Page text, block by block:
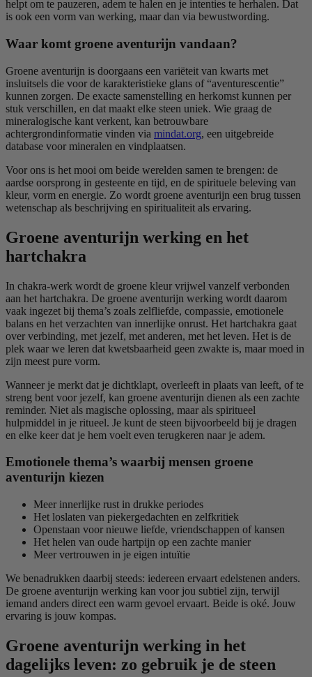
helpt om te pauzeren, adem te halen en je intenties te herhalen. Dat
is ook een vorm van werking, maar dan via bewustwording.
Waar komt groene aventurijn vandaan?
Groene aventurijn is doorgaans een variëteit van kwarts met
insluitsels die voor de karakteristieke glans of “aventurescentie”
kunnen zorgen. De exacte samenstelling en herkomst kunnen per
stuk verschillen, en dat maakt elke steen uniek. Wie graag de
mineralogische kant verkent, kan betrouwbare
achtergrondinformatie vinden via mindat.org, een uitgebreide
database voor mineralen en vindplaatsen.
Voor ons is het mooi om beide werelden samen te brengen: de
aardse oorsprong in gesteente en tijd, en de spirituele beleving van
kleur, vorm en energie. Zo wordt groene aventurijn een brug tussen
wetenschap als beschrijving en spiritualiteit als ervaring.
Groene aventurijn werking en het
hartchakra
In chakra-werk wordt de groene kleur vrijwel vanzelf verbonden
aan het hartchakra. De groene aventurijn werking wordt daarom
vaak ingezet bij thema’s zoals zelfliefde, compassie, emotionele
balans en het verzachten van innerlijke onrust. Het hartchakra gaat
over verbinding, met jezelf, met anderen, met het leven. Het is de
plek waar we leren dat kwetsbaarheid geen zwakte is, maar moed in
zijn meest pure vorm.
Wanneer je merkt dat je dichtklapt, overleeft in plaats van leeft, of te
streng bent voor jezelf, kan groene aventurijn dienen als een zachte
reminder. Niet als magische oplossing, maar als spiritueel
hulpmiddel in je ritueel. Je kunt de steen bijvoorbeeld bij je dragen
en elke keer dat je hem voelt even terugkeren naar je adem.
Emotionele thema’s waarbij mensen groene
aventurijn kiezen
Meer innerlijke rust in drukke periodes
Het loslaten van piekergedachten en zelfkritiek
Openstaan voor nieuwe liefde, vriendschappen of kansen
Het helen van oude hartpijn op een zachte manier
Meer vertrouwen in je eigen intuïtie
We benadrukken daarbij steeds: iedereen ervaart edelstenen anders.
De groene aventurijn werking kan voor jou subtiel zijn, terwijl
iemand anders direct een warm gevoel ervaart. Beide is oké. Jouw
ervaring is jouw kompas.
Groene aventurijn werking in het
dagelijks leven: zo gebruik je de steen